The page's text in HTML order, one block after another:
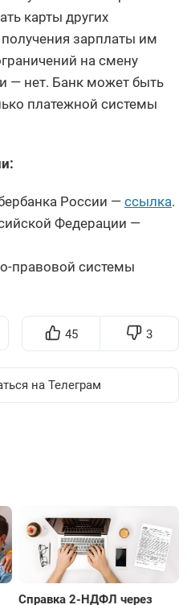
карты других
зарплаты им
на смену
— нет. Банк может быть
платежной системы
России —ссылка.
Федерации —
правовой системы
45 3
на Телеграм
Справка 2-НДФЛ через